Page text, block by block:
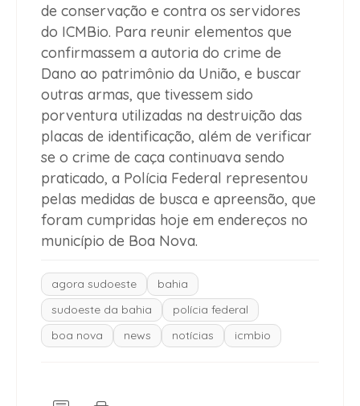
de conservação e contra os servidores
do ICMBio. Para reunir elementos que
confirmassem a autoria do crime de
Dano ao patrimônio da União, e buscar
outras armas, que tivessem sido
porventura utilizadas na destruição das
placas de identificação, além de verificar
se o crime de caça continuava sendo
praticado, a Polícia Federal representou
pelas medidas de busca e apreensão, que
foram cumpridas hoje em endereços no
município de Boa Nova.
agora sudoeste
bahia
sudoeste da bahia
polícia federal
boa nova
news notícias icmbio